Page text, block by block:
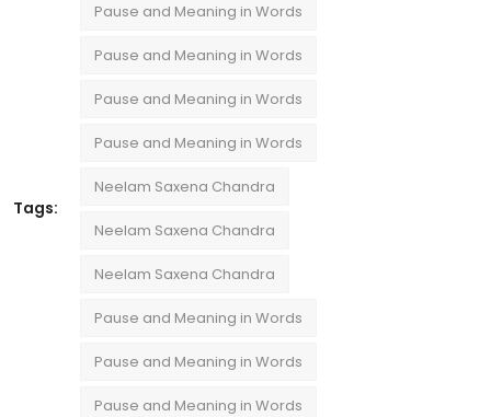
Tags:
Pause and Meaning in Words
Pause and Meaning in Words
Pause and Meaning in Words
Pause and Meaning in Words
Neelam Saxena Chandra
Neelam Saxena Chandra
Neelam Saxena Chandra
Pause and Meaning in Words
Pause and Meaning in Words
Pause and Meaning in Words